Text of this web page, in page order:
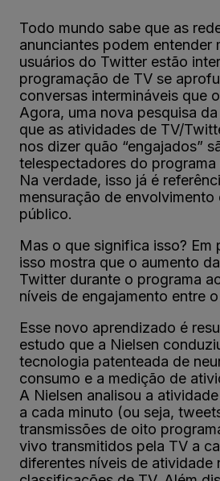
Todo mundo sabe que as
anunciantes podem entender
usuários do Twitter estão
programação de TV se
conversas intermináveis que
Agora, uma nova pesquisa
que as atividades de TV/
nos dizer quão “engajados”
telespectadores do programa
Na verdade, isso já é
mensuração de envolvimento
público.
Mas o que significa isso? Em
isso mostra que o aumento
Twitter durante o programa
níveis de engajamento entre
Esse novo aprendizado é
estudo que a Nielsen
tecnologia patenteada de
consumo e a medição de
A Nielsen analisou a
a cada minuto (ou seja,
transmissões de oito
vivo transmitidos pela TV a
diferentes níveis de atividade